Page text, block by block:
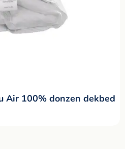
Air 100% donzen dekbed